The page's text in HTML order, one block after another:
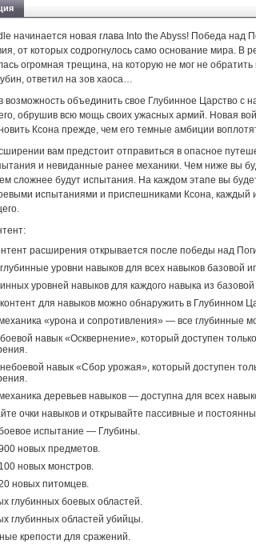
начинается новая глава Into the Abyss! Победа над
от которых содрогнулось само основание мира. В
огромная трещина, на которую не мог не
ответил на зов хаоса…
возможность объединить свое Глубинное Царство с
обрушив всю мощь своих ужасных армий. Новая
Ксона прежде, чем его темные амбиции
вам предстоит отправиться в опасное
и невиданные ранее механики. Чем ниже вы
сложнее будут испытания. На каждом этапе вы
испытаниями и приспешниками Ксона, каждый
расширения открывается после победы над
уровни навыков для всех навыков базовой
уровней навыков для каждого навыка из
для навыков можно обнаружить в Глубинном
«урона и сопротивления» — все глубинные
навык «Осквернение», который доступен
навык «Сбор урожая», который доступен
деревьев навыков — доступна для всех
очки навыков и открывайте пассивные и
испытание — Глубины.
новых предметов.
новых монстров.
новых питомцев.
глубинных боевых областей.
глубинных областей убийцы.
крепости для сражений.